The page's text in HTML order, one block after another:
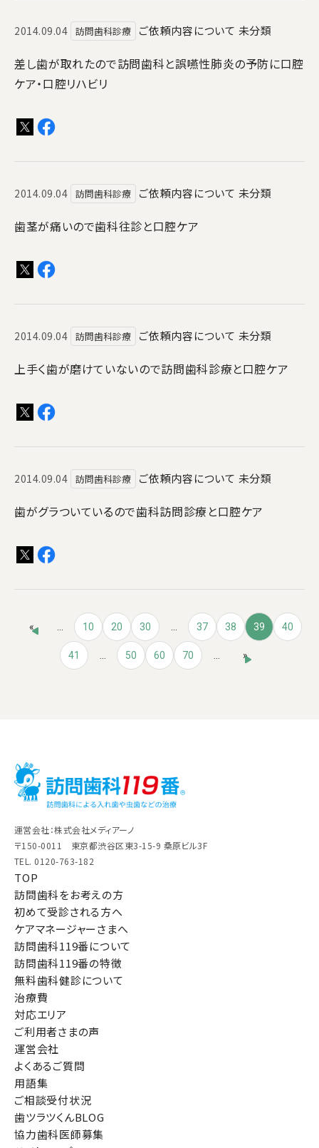
2014.09.04 訪問歯科診療 ご依頼内容について 未分類
差し歯が取れたので訪問歯科と誤嚥性肺炎の予防に口腔
ケア・口腔リハビリ
2014.09.04 訪問歯科診療 ご依頼内容について 未分類
歯茎が痛いので歯科往診と口腔ケア
2014.09.04 訪問歯科診療 ご依頼内容について 未分類
上手く歯が磨けていないので訪問歯科診療と口腔ケア
2014.09.04 訪問歯科診療 ご依頼内容について 未分類
歯がグラついているので歯科訪問診療と口腔ケア
« ... 10 20 30 ... 37 38 39 40
41 ... 50 60 70 ... »
運営会社：株式会社メディアーノ
〒150-0011 東京都渋谷区東3-15-9 桑原ビル3F
TEL. 0120-763-182
TOP
訪問歯科をお考えの方
初めて受診される方へ
ケアマネージャーさまへ
訪問歯科119番について
訪問歯科119番の特徴
無料歯科健診について
治療費
対応エリア
ご利用者さまの声
運営会社
よくあるご質問
用語集
ご相談受付状況
歯ツラツくんBLOG
協力歯科医師募集